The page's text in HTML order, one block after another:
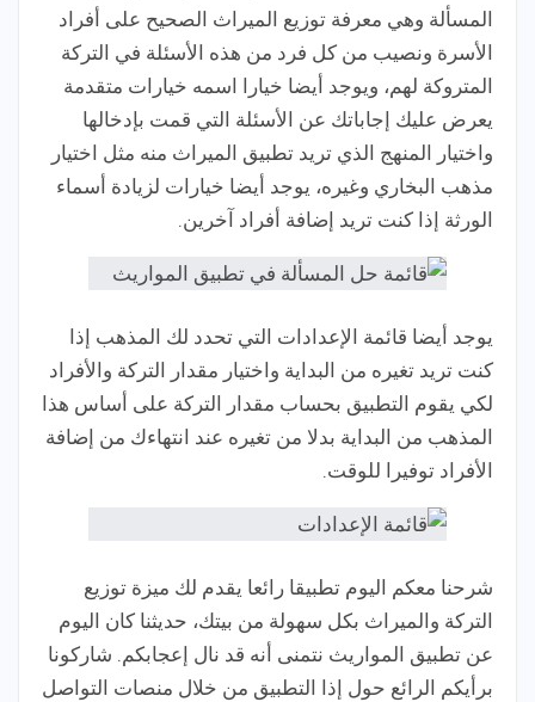
المسألة وهي معرفة توزيع الميراث الصحيح على أفراد
الأسرة ونصيب من كل فرد من هذه الأسئلة في التركة
المتروكة لهم، ويوجد أيضا خيارا اسمه خيارات متقدمة
يعرض عليك إجاباتك عن الأسئلة التي قمت بإدخالها
واختيار المنهج الذي تريد تطبيق الميراث منه مثل اختيار
مذهب البخاري وغيره، يوجد أيضا خيارات لزيادة أسماء
الورثة إذا كنت تريد إضافة أفراد آخرين.
يوجد أيضا قائمة الإعدادات التي تحدد لك المذهب إذا
كنت تريد تغيره من البداية واختيار مقدار التركة والأفراد
لكي يقوم التطبيق بحساب مقدار التركة على أساس هذا
المذهب من البداية بدلا من تغيره عند انتهاءك من إضافة
الأفراد توفيرا للوقت.
شرحنا معكم اليوم تطبيقا رائعا يقدم لك ميزة توزيع
التركة والميراث بكل سهولة من بيتك، حديثنا كان اليوم
عن تطبيق المواريث نتمنى أنه قد نال إعجابكم. شاركونا
برأيكم الرائع حول إذا التطبيق من خلال منصات التواصل